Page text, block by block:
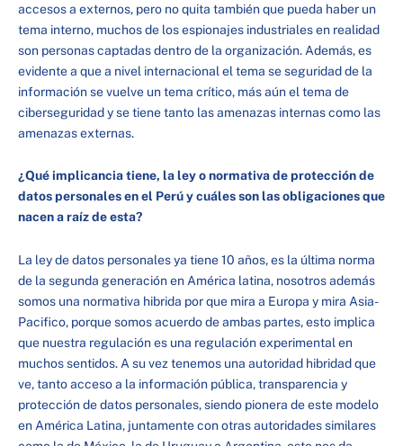
accesos a externos, pero no quita también que pueda haber un
tema interno, muchos de los espionajes industriales en realidad
son personas captadas dentro de la organización. Además, es
evidente a que a nivel internacional el tema se seguridad de la
información se vuelve un tema crítico, más aún el tema de
ciberseguridad y se tiene tanto las amenazas internas como las
amenazas externas.
¿Qué implicancia tiene, la ley o normativa de protección de
datos personales en el Perú y cuáles son las obligaciones que
nacen a raíz de esta?
La ley de datos personales ya tiene 10 años, es la última norma
de la segunda generación en América latina, nosotros además
somos una normativa hibrida por que mira a Europa y mira Asia-
Pacifico, porque somos acuerdo de ambas partes, esto implica
que nuestra regulación es una regulación experimental en
muchos sentidos. A su vez tenemos una autoridad hibridad que
ve, tanto acceso a la información pública, transparencia y
protección de datos personales, siendo pionera de este modelo
en América Latina, juntamente con otras autoridades similares